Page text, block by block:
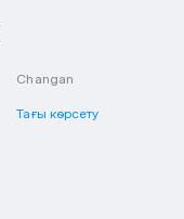
Changan
Тағы көрсету